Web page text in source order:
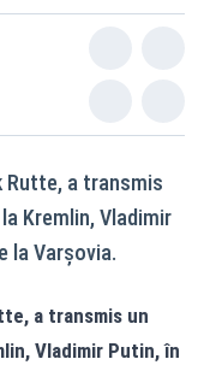
Rutte, a transmis
Kremlin, Vladimir
la Varșovia.
a transmis un
Vladimir Putin, în